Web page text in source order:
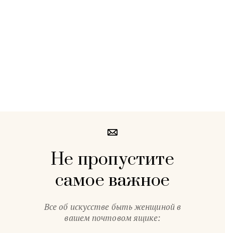
Не пропустите
самое важное
Все об искусстве быть женщиной в
вашем почтовом ящике: